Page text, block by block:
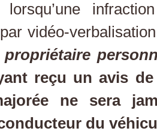
lorsqu’une
vidéo-
propriétaire
reçu un avis
ne sera
du